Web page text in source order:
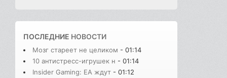
ПОСЛЕДНИЕ НОВОСТИ
Мозг стареет не целиком - 01:14
10 антистресс-игрушек н - 01:14
Insider Gaming: EA ждут - 01:12